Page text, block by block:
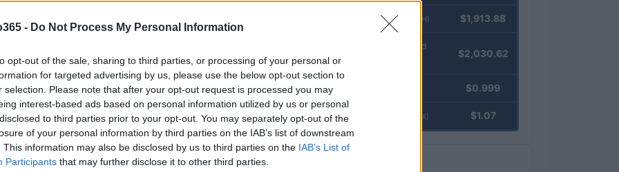
- Do Not Process My Personal Information
opt-out of the sale, sharing to third parties, or processing of your personal or
for targeted advertising by us, please use the below opt-out section to
selection. Please note that after your opt-out request is processed you may
interest-based ads based on personal information utilized by us or personal
to third parties prior to your opt-out. You may separately opt-out of the
of your personal information by third parties on the IAB’s list of downstream
This information may also be disclosed by us to third parties on the IAB’s List of
Participants that may further disclose it to other third parties.
Riccardo Illy, o escultor Arcangelo
teve como tema central “O Círculo Virtuoso da
sobre a importância de manter a humanidade no
Ethereum (ETH) $1,913.88
kpk ETH Yield
$2,030.62
$0.999
(USDEX) $1.07